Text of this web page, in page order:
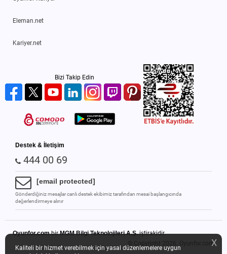
X
Kaliteli bir hizmet verebilmek için yasal düzenlemelere uygun
Eleman.net
Kariyer.net
Bizi Takip Edin
Destek & İletişim
444 00 69
[email protected]
Gönderdiğiniz mesajlar canlı destek ekibimiz tarafından mesai başlangıcında
değerlendirmeye alınır
Oyunfor.combirMGM Bilgi Teknolojileri A.Ş.iştirakidir.
© Copyright 2026.
Oyunfor.com